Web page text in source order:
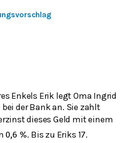
Enkels Erik legt Oma Ingrid
der Bank an. Sie zahlt
dieses Geld mit einem
0,6 %. Bis zu Eriks 17.